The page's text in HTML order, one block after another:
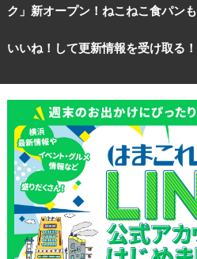
ク」新オープン！ねこねこ食パンも
いいね！して更新情報を受け取る！